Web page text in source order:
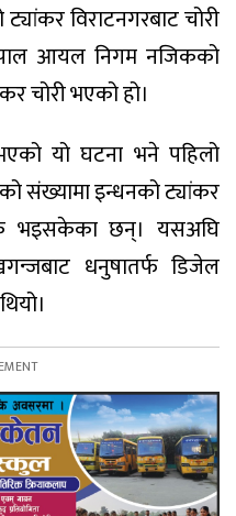
विराटनगरबाट चोरी
आयल निगम नजिकको
चोरी भएको हो।
यो घटना भने पहिलो
संख्यामा इन्धनको ट्यांकर
भइसकेका छन्। यसअघि
धनुषातर्फ डिजेल